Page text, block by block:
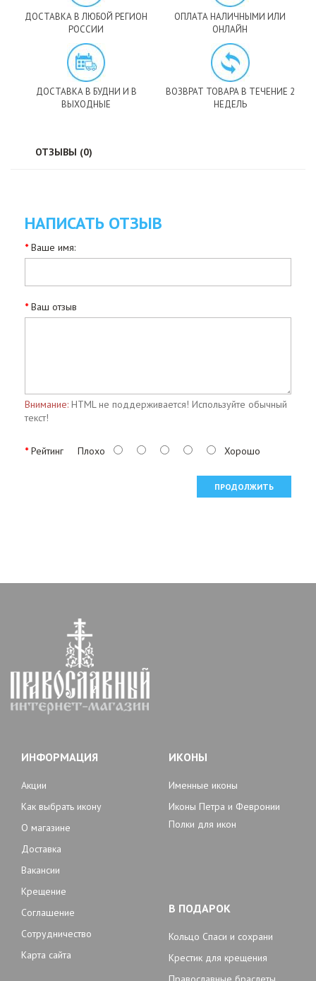
ДОСТАВКА В ЛЮБОЙ РЕГИОН
РОССИИ
ОПЛАТА НАЛИЧНЫМИ ИЛИ
ОНЛАЙН
ДОСТАВКА В БУДНИ И В
ВЫХОДНЫЕ
ВОЗВРАТ ТОВАРА В ТЕЧЕНИЕ 2
НЕДЕЛЬ
ОТЗЫВЫ (0)
НАПИСАТЬ ОТЗЫВ
Ваше имя:
Ваш отзыв
Внимание: HTML не поддерживается! Используйте обычный
текст!
Рейтинг Плохо Хорошо
ПРОДОЛЖИТЬ
ИНФОРМАЦИЯ
Акции
Как выбрать икону
О магазине
Доставка
Вакансии
Крещение
Соглашение
Сотрудничество
Карта сайта
ИКОНЫ
Именные иконы
Иконы Петра и Февронии
Полки для икон
В ПОДАРОК
Кольцо Спаси и сохрани
Крестик для крещения